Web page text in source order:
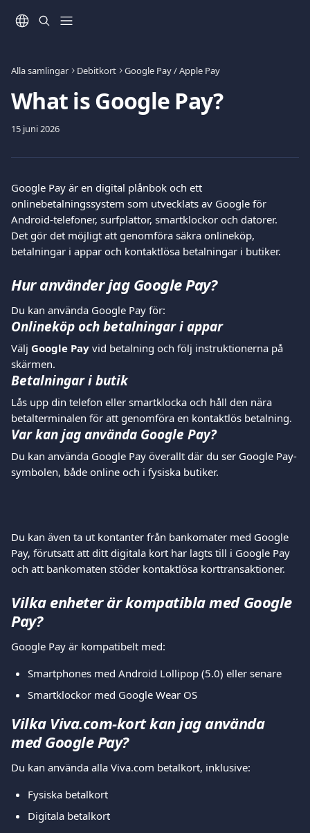
Alla samlingar Debitkort Google Pay / Apple Pay
What is Google Pay?
15 juni 2026
Google Pay är en digital plånbok och ett
onlinebetalningssystem som utvecklats av Google för
Android-telefoner, surfplattor, smartklockor och datorer.
Det gör det möjligt att genomföra säkra onlineköp,
betalningar i appar och kontaktlösa betalningar i butiker.
Hur använder jag Google Pay?
Du kan använda Google Pay för:
Onlineköp och betalningar i appar
Välj Google Pay vid betalning och följ instruktionerna på
skärmen.
Betalningar i butik
Lås upp din telefon eller smartklocka och håll den nära
betalterminalen för att genomföra en kontaktlös betalning.
Var kan jag använda Google Pay?
Du kan använda Google Pay överallt där du ser Google Pay-
symbolen, både online och i fysiska butiker.
Du kan även ta ut kontanter från bankomater med Google
Pay, förutsatt att ditt digitala kort har lagts till i Google Pay
och att bankomaten stöder kontaktlösa korttransaktioner.
Vilka enheter är kompatibla med Google
Pay?
Google Pay är kompatibelt med:
Smartphones med Android Lollipop (5.0) eller senare
Smartklockor med Google Wear OS
Vilka Viva.com-kort kan jag använda
med Google Pay?
Du kan använda alla Viva.com betalkort, inklusive:
Fysiska betalkort
Digitala betalkort